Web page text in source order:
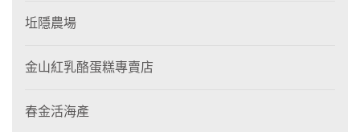
坵隱農場
金山紅乳酪蛋糕專賣店
春金活海產